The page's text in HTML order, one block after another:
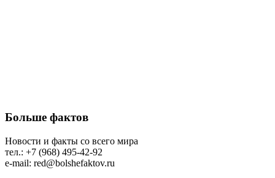
Больше фактов
Новости и факты со всего мира
тел.: +7 (968) 495-42-92
e-mail: red@bolshefaktov.ru